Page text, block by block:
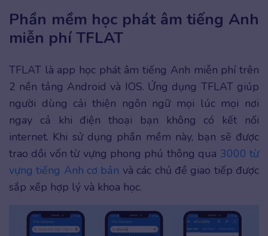
Phần mềm học phát âm tiếng Anh
miễn phí TFLAT
TFLAT là app học phát âm tiếng Anh miễn phí trên
2 nền tảng Android và IOS. Ứng dụng TFLAT giúp
người dùng cải thiện ngôn ngữ mọi lúc mọi nơi
ngay cả khi điện thoại bạn không có kết nối
internet. Khi sử dụng phần mềm này, bạn sẽ được
trao dồi vốn từ vựng phong phú thông qua 3000 từ
vựng tiếng Anh cơ bản và các chủ đề giao tiếp được
sắp xếp hợp lý và khoa học.